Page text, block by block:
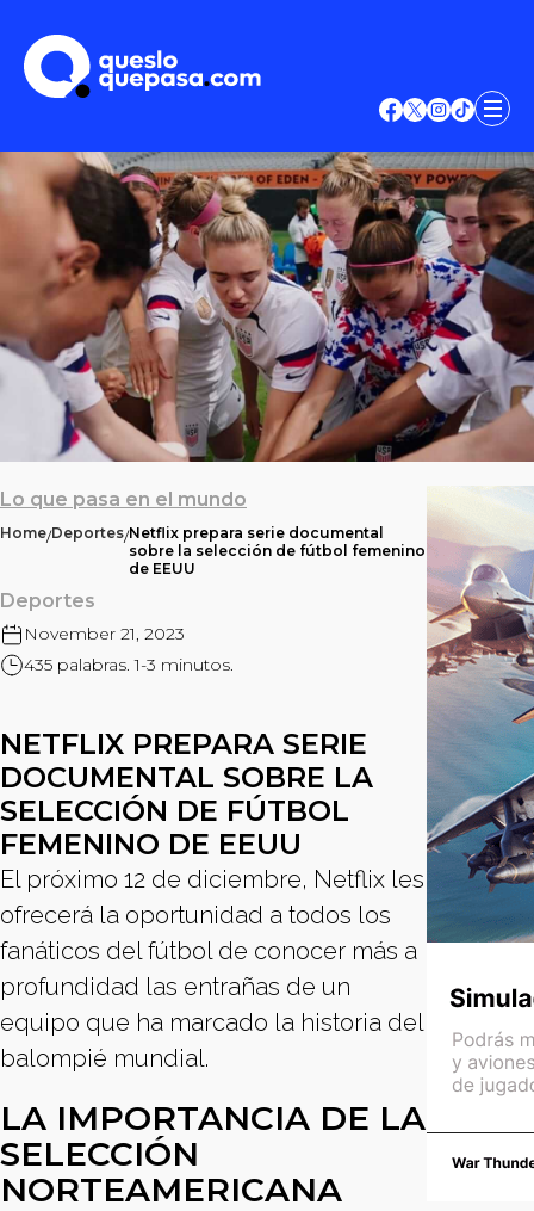
Lo que pasa en el mundo
Home/Deportes/Netflix prepara serie documental
sobre la selección de fútbol femenino
de EEUU
Deportes
November 21, 2023
435 palabras. 1-3 minutos.
NETFLIX PREPARA SERIE
DOCUMENTAL SOBRE LA
SELECCIÓN DE FÚTBOL
FEMENINO DE EEUU
El próximo 12 de diciembre, Netflix les
ofrecerá la oportunidad a todos los
fanáticos del fútbol de conocer más a
profundidad las entrañas de un
equipo que ha marcado la historia del
balompié mundial.
LA IMPORTANCIA DE LA
SELECCIÓN
NORTEAMERICANA